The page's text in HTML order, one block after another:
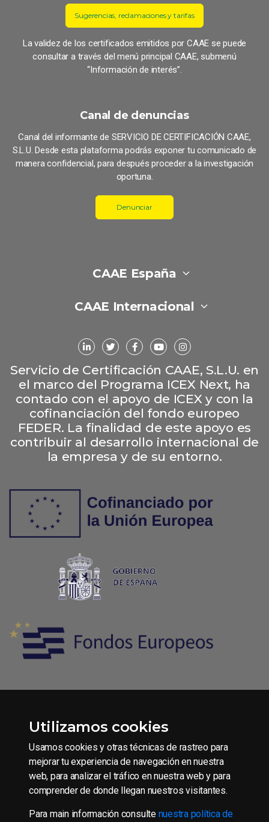
Sugerencias, reclamaciones y tarifas
La validez de los certificados emitidos por CAAE se puede
consultar a través del menú principal CAAE, submenú
“Información de interés”.
Canal de denuncias
Canal del informante de SERVICIO DE CERTIFICACIÓN CAAE,
S.L.U. Desde esta plataforma podrás exponer tu comunicado de
manera confidencial, para después proceder a la investigación
oportuna.
Denunciar
CAAE España
CAAE Internacional
Servicio de Certificación CAAE, S.L.U. en
el marco del Programa ICEX Next, ha
contado con el apoyo de ICEX y con la
cofinanciación del fondo europeo
FEDER. La finalidad de este apoyo es
contribuir al desarrollo internacional de
la empresa y de su entorno.
Condiciones generales de contratación
Aviso legal
Política de Privacidad
Política de Cookies
Utilizamos cookies
Usamos cookies y otras técnicas de rastreo para
mejorar tu experiencia de navegación en nuestra
web, para analizar el tráfico en nuestra web y para
comprender de donde llegan nuestros visitantes.
Para main información consulte nuestra política de